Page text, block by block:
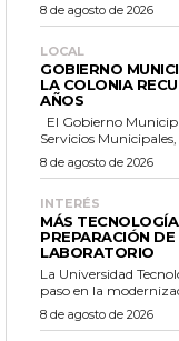
8 de agosto de 2026
LOCAL
GOBIERNO
LA COLONIA
AÑOS
Servicios Municipales,
8 de agosto de 2026
INTERÉS
MÁS
PREPARACIÓN
LABORATORIO
La Universidad
paso en la
8 de agosto de 2026